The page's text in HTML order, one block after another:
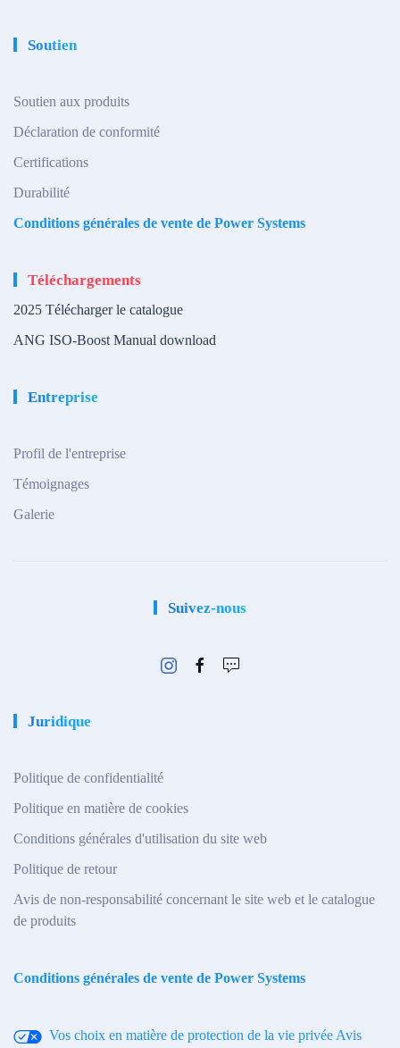
Soutien
Soutien aux produits
Déclaration de conformité
Certifications
Durabilité
Conditions générales de vente de Power Systems
Téléchargements
2025 Télécharger le catalogue
ANG ISO-Boost Manual download
Entreprise
Profil de l'entreprise
Témoignages
Galerie
Suivez-nous
Juridique
Politique de confidentialité
Politique en matière de cookies
Conditions générales d'utilisation du site web
Politique de retour
Avis de non-responsabilité concernant le site web et le catalogue
de produits
Conditions générales de vente de Power Systems
Vos choix en matière de protection de la vie privée Avis